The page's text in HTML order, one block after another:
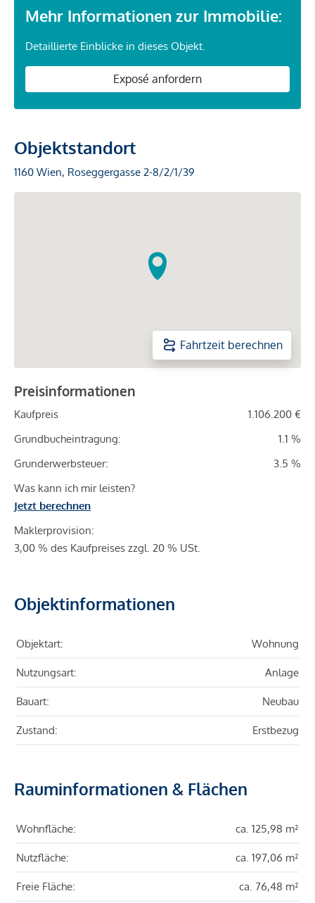
Mehr Informationen zur Immobilie:
Detaillierte Einblicke in dieses Objekt.
Exposé anfordern
Objektstandort
1160 Wien, Roseggergasse 2-8/2/1/39
Fahrtzeit berechnen
Preisinformationen
Kaufpreis
1.106.200 €
Grundbucheintragung:
1.1 %
Grunderwerbsteuer:
3.5 %
Was kann ich mir leisten?
Jetzt berechnen
Maklerprovision:
3,00 % des Kaufpreises zzgl. 20 % USt.
Objektinformationen
Objektart: Wohnung
Nutzungsart: Anlage
Bauart: Neubau
Zustand: Erstbezug
Rauminformationen & Flächen
Wohnfläche: ca. 125,98 m²
Nutzfläche: ca. 197,06 m²
Freie Fläche: ca. 76,48 m²